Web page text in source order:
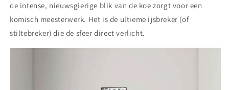
de intense, nieuwsgierige blik van de koe zorgt voor een
komisch meesterwerk. Het is de ultieme ijsbreker (of
stiltebreker) die de sfeer direct verlicht.